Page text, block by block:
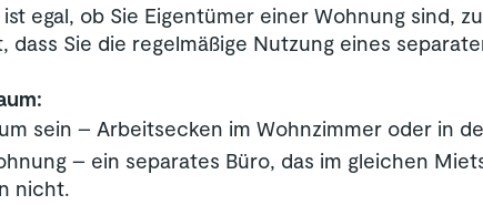
ist egal, ob Sie Eigentümer einer Wohnung sind,
Sie die regelmäßige Nutzung eines
sein – Arbeitsecken im Wohnzimmer oder in
– ein separates Büro, das im gleichen
nicht.